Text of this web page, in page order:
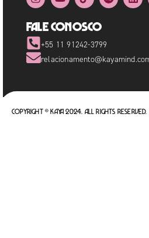
Fale Conosco
+55 11 91242-3799
Copyright © Kaya 2024. All rights reserved.